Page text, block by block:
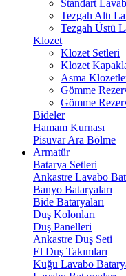
Standart
Tezgah Altı
Tezgah Üstü
Klozet
Klozet Setleri
Klozet
Asma
Gömme
Gömme
Bideler
Hamam Kurnası
Pisuvar Ara Bölme
Armatür
Batarya Setleri
Ankastre Lavabo
Banyo Bataryaları
Bide Bataryaları
Duş Kolonları
Duş Panelleri
Ankastre Duş Seti
El Duş Takımları
Kuğu Lavabo